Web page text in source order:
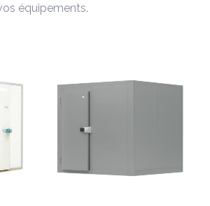
équipements.